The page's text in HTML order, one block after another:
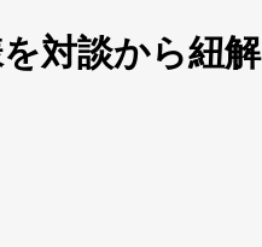
対談から紐解